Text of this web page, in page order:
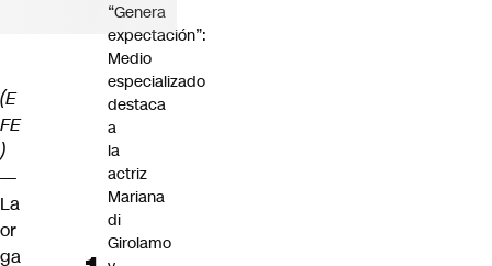
(E
FE
)
—
La
or
ga
“Genera
expectación”:
Medio
especializado
destaca
a
la
actriz
Mariana
di
Girolamo